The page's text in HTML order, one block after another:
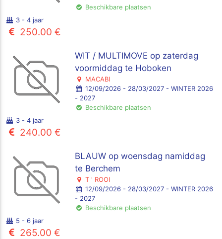
Beschikbare plaatsen
3 - 4 jaar
250.00 €
WIT / MULTIMOVE op zaterdag
voormiddag te Hoboken
MACABI
12/09/2026 - 28/03/2027 - WINTER 2026
- 2027
Beschikbare plaatsen
3 - 4 jaar
240.00 €
BLAUW op woensdag namiddag
te Berchem
T ' ROOI
12/09/2026 - 28/03/2027 - WINTER 2026
- 2027
Beschikbare plaatsen
5 - 6 jaar
265.00 €